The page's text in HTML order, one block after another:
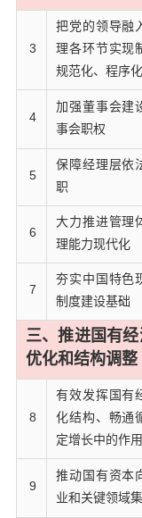
3
把党的领导融
理各环节实现
规范化、程序化
4
加强董事会建
事会职权
5
保障经理层依
职
6
大力推进管理
理能力现代化
7
夯实中国特色
制度建设基础
三、推进国有
优化和结构调整
8
有效发挥国有
化结构、畅通
定增长中的作用
9
推动国有资本
业和关键领域